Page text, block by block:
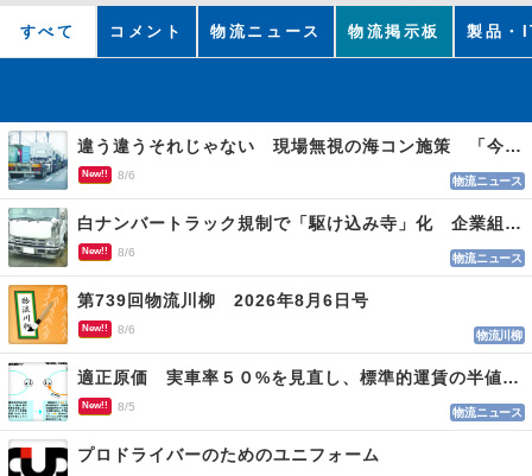
すべて コメント 物流ニュース 物流掲示板 製品・
違う違うそれじゃない 現場無視の海コン施策 「今でも平均２～３時間は待つ」
New!! 8/6 物流ニュース
白ナンバートラック規制で「駆け込み寺」化 企業組合が入会基準を見直しへ
New!! 8/6 物流ニュース
第739回物流川柳 2026年8月6日号
New!! 8/6 物流川柳
適正原価 実車率５０%を見直し、標準的運賃の半値の恐れも
New!! 8/5 物流ニュース
プロドライバーのためのユニフォーム